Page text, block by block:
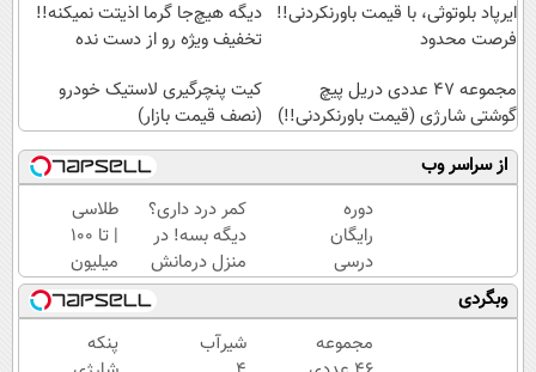
ایرپاد بلوتوثی، با قیمت باورنکردنی!!
فرصت محدود
دیگه هیچ‌جا گرما اذیتت نمیکنه!!
تخفیف ویژه رو از دست نده
مجموعه 47 عددی دریل پیچ
گوشتی شارژی (قیمت باورنکردنی!!)
کیت پنچرگیری لاستیک خودرو
(نصف قیمت بازار)
از سراسر وب
دوره
رایگان
درسی
رشته
ریاضی،
تجربی،
کمر درد داری؟
دیگه بسه! در
منزل درمانش
کن
(◀پرسش‌نامه)
طلاسی
| تا 100
میلیون
وام
آنی
خرید
وبگردی
مجموعه
شیر‌آب
پنکه